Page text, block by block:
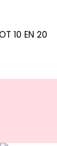
10 EN 20